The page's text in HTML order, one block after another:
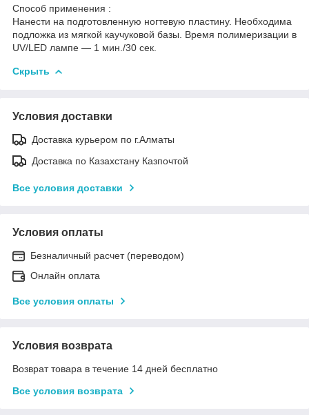
Способ применения :
Нанести на подготовленную ногтевую пластину. Необходима
подложка из мягкой каучуковой базы. Время полимеризации в
UV/LED лампе — 1 мин./30 сек.
Скрыть
Условия доставки
Доставка курьером по г.Алматы
Доставка по Казахстану Казпочтой
Все условия доставки
Условия оплаты
Безналичный расчет (переводом)
Онлайн оплата
Все условия оплаты
Условия возврата
Возврат товара в течение 14 дней бесплатно
Все условия возврата